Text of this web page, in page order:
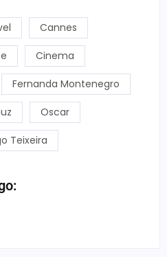
Cannes
Cinema
Fernanda Montenegro
Oscar
Teixeira